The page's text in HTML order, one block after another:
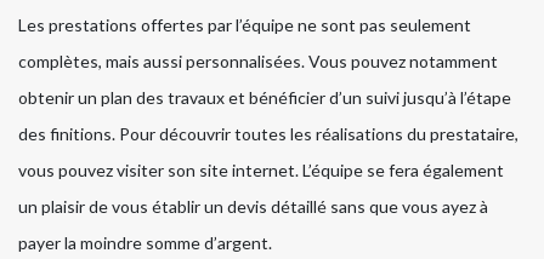
Les prestations offertes par l’équipe ne sont pas seulement
complètes, mais aussi personnalisées. Vous pouvez notamment
obtenir un plan des travaux et bénéficier d’un suivi jusqu’à l’étape
des finitions. Pour découvrir toutes les réalisations du prestataire,
vous pouvez visiter son site internet. L’équipe se fera également
un plaisir de vous établir un devis détaillé sans que vous ayez à
payer la moindre somme d’argent.